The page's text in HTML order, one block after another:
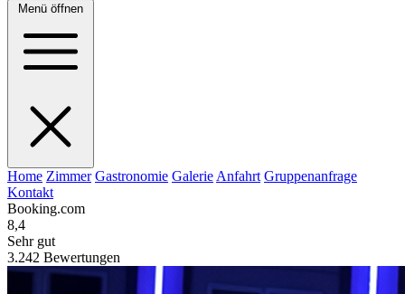
Menü öffnen
Home Zimmer Gastronomie Galerie Anfahrt Gruppenanfrage
Kontakt
Booking.com
8,4
Sehr gut
3.242 Bewertungen